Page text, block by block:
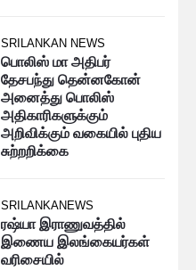
SRILANKAN NEWS
பொலிஸ் மா அதிபர்
தேசபந்து தென்னகோன்
அனைத்து பொலிஸ்
அதிகாரிகளுக்கும்
அறிவிக்கும் வகையில் புதிய
சுற்றறிக்கை
SRILANKANEWS
ரஷ்யா இராணுவத்தில்
இணைய இலங்கையர்கள்
வரிசையில்